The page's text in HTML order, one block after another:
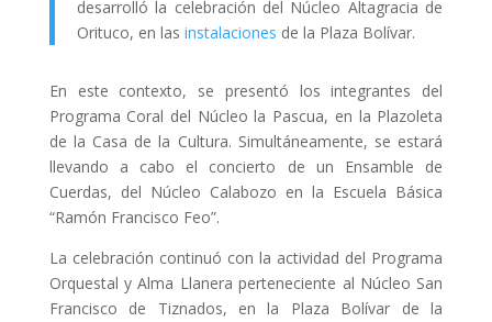
desarrolló la celebración del Núcleo Altagracia de
Orituco, en las instalaciones de la Plaza Bolívar.
En este contexto, se presentó los integrantes del
Programa Coral del Núcleo la Pascua, en la Plazoleta
de la Casa de la Cultura. Simultáneamente, se estará
llevando a cabo el concierto de un Ensamble de
Cuerdas, del Núcleo Calabozo en la Escuela Básica
“Ramón Francisco Feo”.
La celebración continuó con la actividad del Programa
Orquestal y Alma Llanera perteneciente al Núcleo San
Francisco de Tiznados, en la Plaza Bolívar de la